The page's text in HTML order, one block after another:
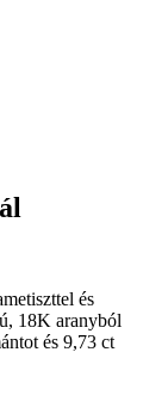
és
18K aranyból
és 9,73 ct